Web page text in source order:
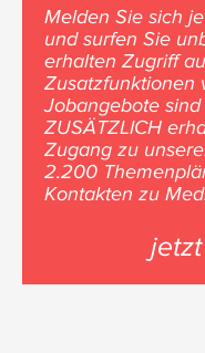
Melden Sie sich
und surfen Sie
erhalten Zugriff
Zusatzfunktionen
Jobangebote
ZUSÄTZLICH
Zugang zu
2.200
Kontakten zu